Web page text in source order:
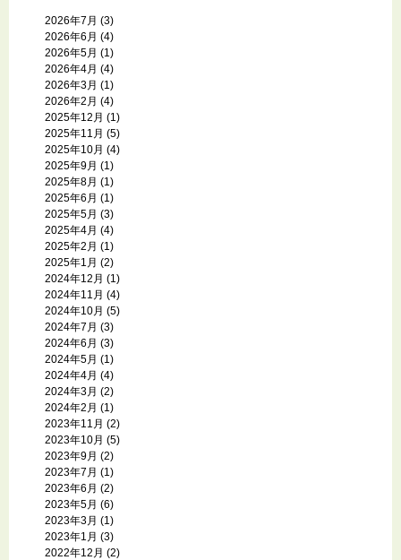
2026年7月 (3)
2026年6月 (4)
2026年5月 (1)
2026年4月 (4)
2026年3月 (1)
2026年2月 (4)
2025年12月 (1)
2025年11月 (5)
2025年10月 (4)
2025年9月 (1)
2025年8月 (1)
2025年6月 (1)
2025年5月 (3)
2025年4月 (4)
2025年2月 (1)
2025年1月 (2)
2024年12月 (1)
2024年11月 (4)
2024年10月 (5)
2024年7月 (3)
2024年6月 (3)
2024年5月 (1)
2024年4月 (4)
2024年3月 (2)
2024年2月 (1)
2023年11月 (2)
2023年10月 (5)
2023年9月 (2)
2023年7月 (1)
2023年6月 (2)
2023年5月 (6)
2023年3月 (1)
2023年1月 (3)
2022年12月 (2)